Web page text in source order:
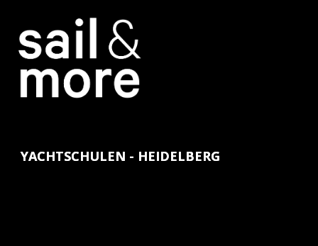
YACHTSCHULEN - HEIDELBERG